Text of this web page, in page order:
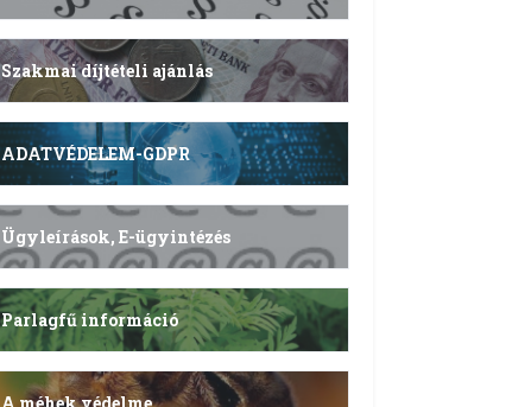
Szakmai díjtételi ajánlás
ADATVÉDELEM-GDPR
Ügyleírások, E-ügyintézés
Parlagfű információ